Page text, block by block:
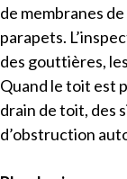
de membranes
parapets.
des gouttières,
Quand le toit est
drain de toit, des
d’obstruction